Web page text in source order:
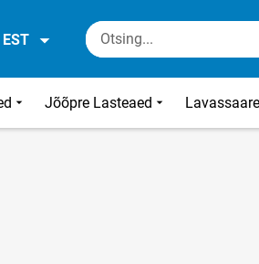
EST
Jõõpre Lasteaed